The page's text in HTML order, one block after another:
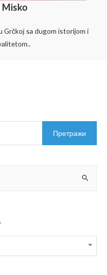
Misko
Grčkoj sa dugom istorijom i
Претражи